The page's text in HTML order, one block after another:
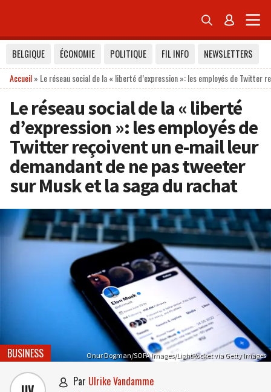
 
BELGIQUE ÉCONOMIE POLITIQUE FIL INFO
NEWSLETTERS
Accueil» Le réseau social de la « liberté d’expression »: les employés de
Le réseau social de la « liberté
d’expression »: les employés de
Twitter reçoivent un e-mail leur
demandant de ne pas tweeter
sur Musk et la saga du rachat
Onur Dogman/SOPA Images/LightRocket via Getty Images
BUSINESS
 par Ulrike Vandamme